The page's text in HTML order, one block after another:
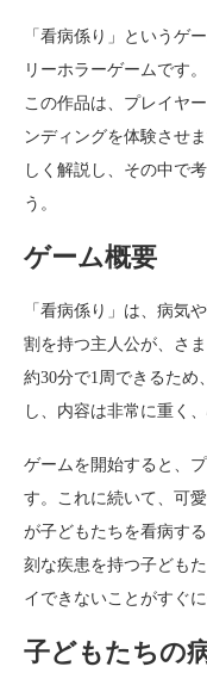
「看病係り」というゲ
リーホラーゲームです
この作品は、プレイヤ
ンディングを体験させ
しく解説し、その中で
う。
ゲーム概要
「看病係り」は、病気
割を持つ主人公が、さ
約30分で1周できるた
し、内容は非常に重く
ゲームを開始すると、
す。これに続いて、可
が子どもたちを看病す
刻な疾患を持つ子ども
イできないことがすぐに
子どもたちの